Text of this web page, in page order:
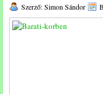
Szerző: Simon Sándor